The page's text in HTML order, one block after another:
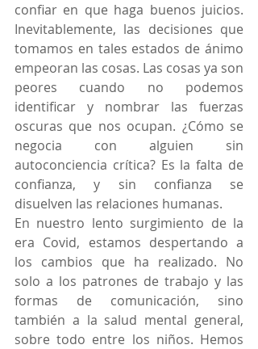
confiar en que haga buenos juicios.
Inevitablemente, las decisiones que
tomamos en tales estados de ánimo
empeoran las cosas. Las cosas ya son
peores cuando no podemos
identificar y nombrar las fuerzas
oscuras que nos ocupan. ¿Cómo se
negocia con alguien sin
autoconciencia crítica? Es la falta de
confianza, y sin confianza se
disuelven las relaciones humanas.
En nuestro lento surgimiento de la
era Covid, estamos despertando a
los cambios que ha realizado. No
solo a los patrones de trabajo y las
formas de comunicación, sino
también a la salud mental general,
sobre todo entre los niños. Hemos